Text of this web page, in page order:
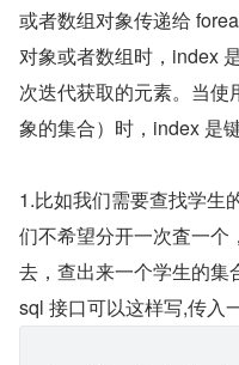
或者数组对象传递给
对象或者数组时，index
次迭代获取的元素。当使
象的集合）时，index 是
1.比如我们需要查找学生
们不希望分开一次査一个
去，查出来一个学生的集
sql 接口可以这样写,传入